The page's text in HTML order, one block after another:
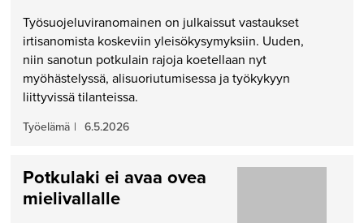
Työsuojeluviranomainen on julkaissut vastaukset
irtisanomista koskeviin yleisökysymyksiin. Uuden,
niin sanotun potkulain rajoja koetellaan nyt
myöhästelyssä, alisuoriutumisessa ja työkykyyn
liittyvissä tilanteissa.
Työelämä | 6.5.2026
Potkulaki ei avaa ovea
mielivallalle